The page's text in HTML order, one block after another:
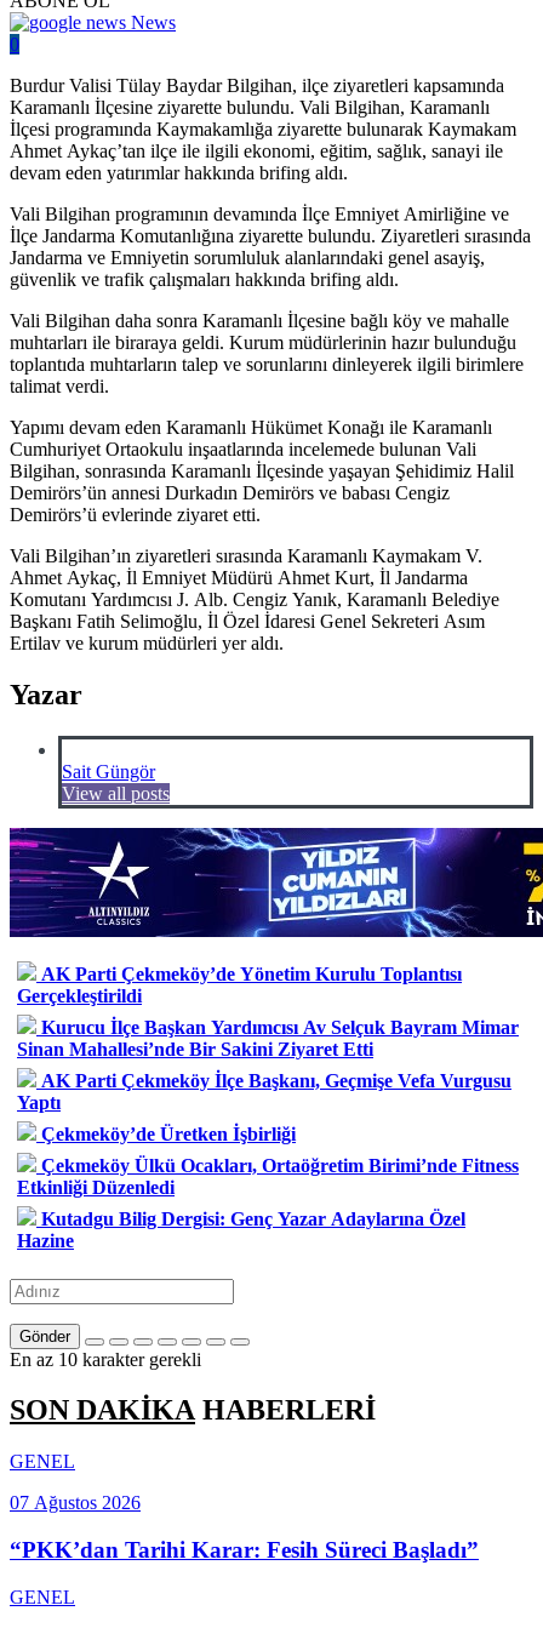
News
0
Burdur Valisi Tülay Baydar Bilgihan, ilçe ziyaretleri kapsamında
Karamanlı İlçesine ziyarette bulundu. Vali Bilgihan, Karamanlı
İlçesi programında Kaymakamlığa ziyarette bulunarak Kaymakam
Ahmet Aykaç’tan ilçe ile ilgili ekonomi, eğitim, sağlık, sanayi ile
devam eden yatırımlar hakkında brifing aldı.
Vali Bilgihan programının devamında İlçe Emniyet Amirliğine ve
İlçe Jandarma Komutanlığına ziyarette bulundu. Ziyaretleri sırasında
Jandarma ve Emniyetin sorumluluk alanlarındaki genel asayiş,
güvenlik ve trafik çalışmaları hakkında brifing aldı.
Vali Bilgihan daha sonra Karamanlı İlçesine bağlı köy ve mahalle
muhtarları ile biraraya geldi. Kurum müdürlerinin hazır bulunduğu
toplantıda muhtarların talep ve sorunlarını dinleyerek ilgili birimlere
talimat verdi.
Yapımı devam eden Karamanlı Hükümet Konağı ile Karamanlı
Cumhuriyet Ortaokulu inşaatlarında incelemede bulunan Vali
Bilgihan, sonrasında Karamanlı İlçesinde yaşayan Şehidimiz Halil
Demirörs’ün annesi Durkadın Demirörs ve babası Cengiz
Demirörs’ü evlerinde ziyaret etti.
Vali Bilgihan’ın ziyaretleri sırasında Karamanlı Kaymakam V.
Ahmet Aykaç, İl Emniyet Müdürü Ahmet Kurt, İl Jandarma
Komutanı Yardımcısı J. Alb. Cengiz Yanık, Karamanlı Belediye
Başkanı Fatih Selimoğlu, İl Özel İdaresi Genel Sekreteri Asım
Ertilav ve kurum müdürleri yer aldı.
Yazar
Sait Güngör
View all posts
AK Parti Çekmeköy’de Yönetim Kurulu Toplantısı
Gerçekleştirildi
Kurucu İlçe Başkan Yardımcısı Av Selçuk Bayram Mimar
Sinan Mahallesi’nde Bir Sakini Ziyaret Etti
AK Parti Çekmeköy İlçe Başkanı, Geçmişe Vefa Vurgusu
Yaptı
Çekmeköy’de Üretken İşbirliği
Çekmeköy Ülkü Ocakları, Ortaöğretim Birimi’nde Fitness
Etkinliği Düzenledi
Kutadgu Bilig Dergisi: Genç Yazar Adaylarına Özel
Hazine
Gönder
En az 10 karakter gerekli
SON DAKİKAHABERLERİ
GENEL
07 Ağustos 2026
“PKK’dan Tarihi Karar: Fesih Süreci Başladı”
GENEL